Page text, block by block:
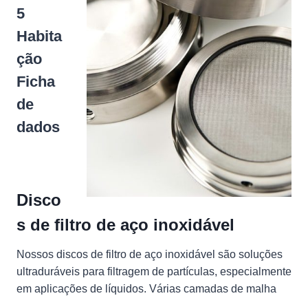
5
Habita
ção
Ficha
de
dados
Disco
s de filtro de aço inoxidável
Nossos discos de filtro de aço inoxidável são soluções
ultraduráveis para filtragem de partículas, especialmente
em aplicações de líquidos. Várias camadas de malha